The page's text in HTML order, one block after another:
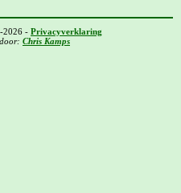
2026 - Privacyverklaring
Chris Kamps